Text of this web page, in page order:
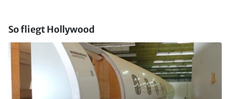
So fliegt Hollywood